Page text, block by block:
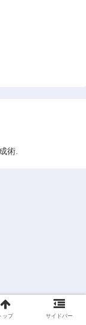
術.
ップ サイドバー